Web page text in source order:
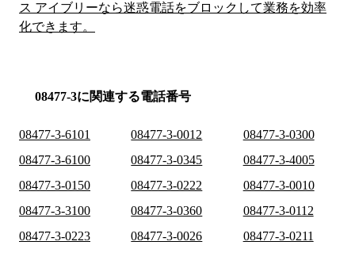
ス アイブリーなら迷惑電話をブロックして業務を効率
化できます。
08477-3に関連する電話番号
08477-3-6101 08477-3-0012
08477-3-0300
08477-3-6100
08477-3-0345
08477-3-4005
08477-3-0150
08477-3-0222
08477-3-0010
08477-3-3100
08477-3-0360
08477-3-0112
08477-3-0223
08477-3-0026
08477-3-0211